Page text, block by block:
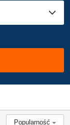
Popularność